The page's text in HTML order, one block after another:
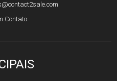
Contato